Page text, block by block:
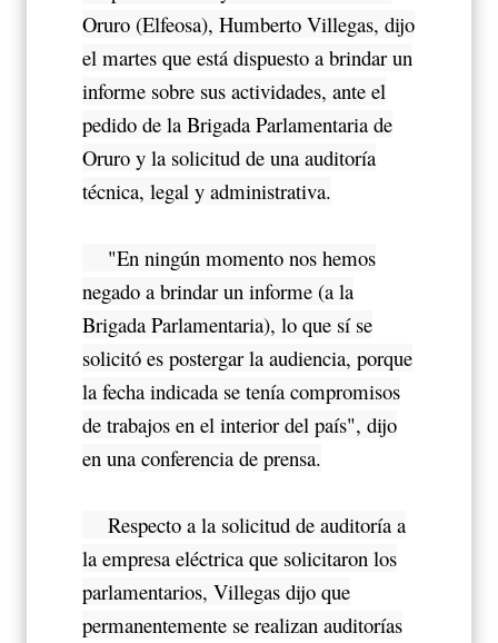
Oruro (Elfeosa), Humberto Villegas, dijo
el martes que está dispuesto a brindar un
informe sobre sus actividades, ante el
pedido de la Brigada Parlamentaria de
Oruro y la solicitud de una auditoría
técnica, legal y administrativa.
"En ningún momento nos hemos
negado a brindar un informe (a la
Brigada Parlamentaria), lo que sí se
solicitó es postergar la audiencia, porque
la fecha indicada se tenía compromisos
de trabajos en el interior del país", dijo
en una conferencia de prensa.
Respecto a la solicitud de auditoría a
la empresa eléctrica que solicitaron los
parlamentarios, Villegas dijo que
permanentemente se realizan auditorías